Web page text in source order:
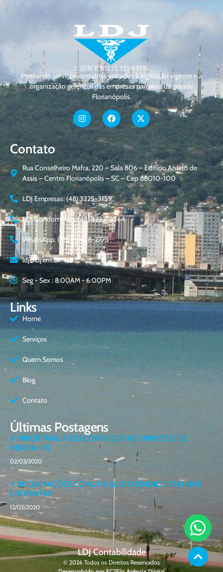
Prestando serviços contábeis voltados à legislação vigente e à
organização gerencial das empresas parceiras da grande
Florianópolis.
Contato
Rua Conselheiro Mafra, 220 – Sala 806 – Edifício Antero de
Assis – Centro Florianópolis – SC – Cep 88010-100
LDJ Empresas: (48) 3225-3159
LDJ Condomínios: (48) 3223-9564
WhatsApp: (48) 98408-2775
ldj@ldj.cnt.br
Seg - Sex : 8:00AM - 6:00PM
Links
Home
Serviços
Quem Somos
Blog
Contato
Últimas Postagens
A IMPORTÂNCIA DO CONTADOR NO IMPOSTO DE
RENDA (IR)
02/03/2020
4 RECLAMAÇÕES COMUNS QUE O SÍNDICO TEM QUE
ENFRENTAR
12/02/2020
LDJ Contabilidade
© 2026 Todos os Direitos Reservados